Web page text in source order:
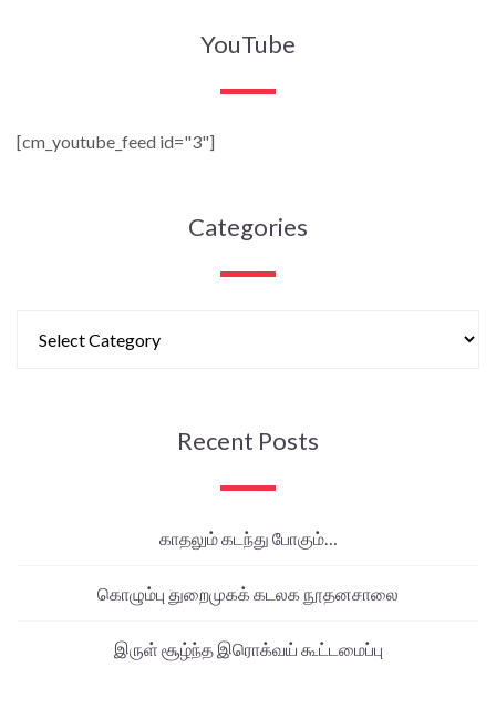
YouTube
[cm_youtube_feed id="3"]
Categories
Recent Posts
காதலும் கடந்து போகும்…
கொழும்பு துறைமுகக் கடலக நூதனசாலை
இருள் சூழ்ந்த இரொக்வய் கூட்டமைப்பு